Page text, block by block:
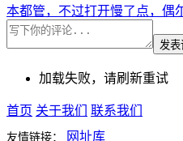
本都管，不过打开慢了点，偶
发表
加载失败，请刷新重试
首页 关于我们 联系我们
友情链接： 网址库